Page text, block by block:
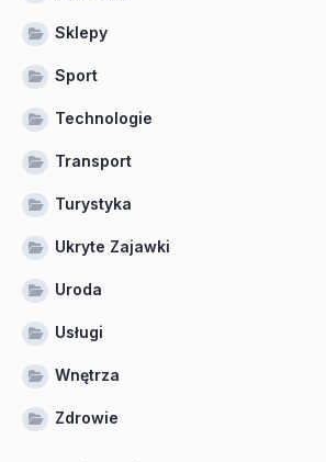
Sklepy
Sport
Technologie
Transport
Turystyka
Ukryte Zajawki
Uroda
Usługi
Wnętrza
Zdrowie